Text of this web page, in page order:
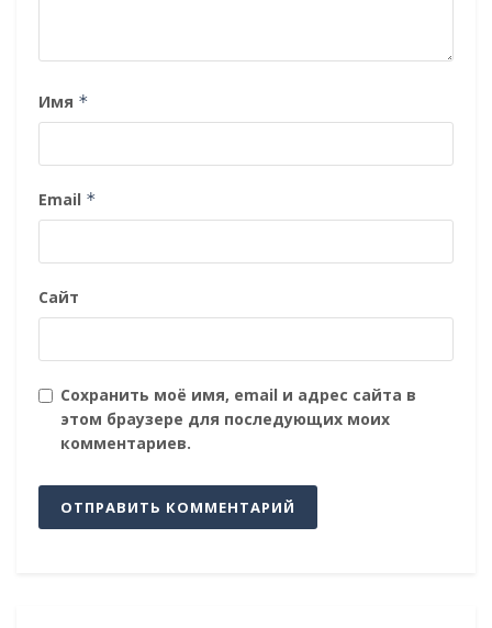
Имя *
Email *
Сайт
Сохранить моё имя, email и адрес сайта в
этом браузере для последующих моих
комментариев.